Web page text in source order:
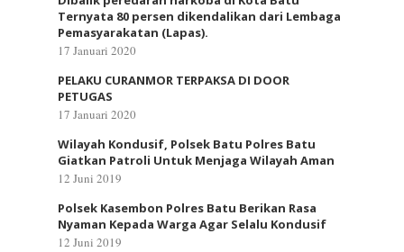
Ternyata 80 persen dikendalikan dari Lembaga
Pemasyarakatan (Lapas).
17 Januari 2020
PELAKU CURANMOR TERPAKSA DI DOOR
PETUGAS
17 Januari 2020
Wilayah Kondusif, Polsek Batu Polres Batu
Giatkan Patroli Untuk Menjaga Wilayah Aman
12 Juni 2019
Polsek Kasembon Polres Batu Berikan Rasa
Nyaman Kepada Warga Agar Selalu Kondusif
12 Juni 2019